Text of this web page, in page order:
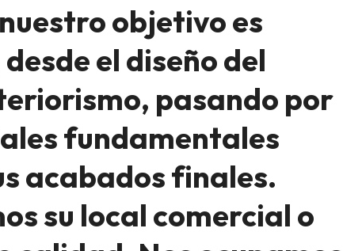
objetivo es
el diseño del
pasando por
fundamentales
acabados finales.
su local comercial o